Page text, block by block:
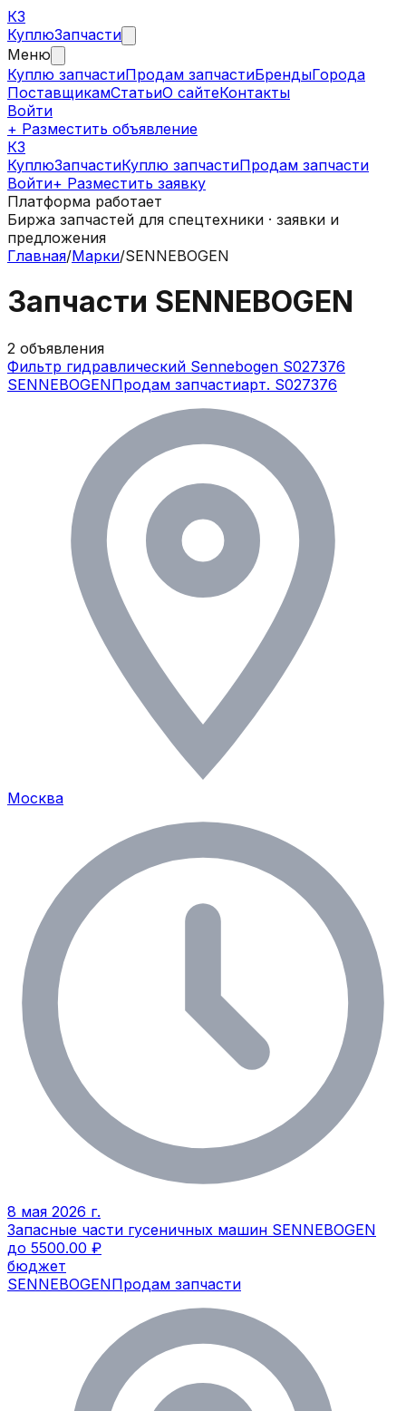
КЗ
КуплюЗапчасти
Меню
Куплю запчастиПродам запчастиБрендыГорода
ПоставщикамСтатьиО сайтеКонтакты
Войти
+ Разместить объявление
КЗ
КуплюЗапчастиКуплю запчастиПродам запчасти
Войти+ Разместить заявку
Платформа работает
Биржа запчастей для спецтехники · заявки и
предложения
Главная/Марки/SENNEBOGEN
Запчасти SENNEBOGEN
2 объявления
Фильтр гидравлический Sennebogen S027376
SENNEBOGENПродам запчастиарт. S027376
Москва
8 мая 2026 г.
Запасные части гусеничных машин SENNEBOGEN
до 5500.00 ₽
бюджет
SENNEBOGENПродам запчасти